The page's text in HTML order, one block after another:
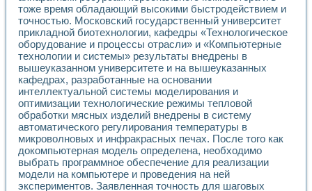
Создание виртуальной работы «Изучение магнитных
Обратный маятник
Устройство для изучения основ интерфейсов обмена по
Лабораторный практикум: изучение адиабатического
Стенд для исследования электрических переходных
Система статистической обработки результатов
Автоматизация лазерно-плазменных измерений с
Модельно-измерительный комплекс. Назначение. Состав.
Использование технологий NATIONAL INSTRUMENTS
Учебный практикум "Спектральный и корреляционный
Учебный стенд для исследования принципа действия
Оборудование и программное обеспечение учебных
Виртуальный лабораторный практикум для изучения
Управление роботом ТУР-10 средствами LabVIEW
тоже время обладающий высокими быстродействием и
точностью. Московский государственный университет
прикладной биотехнологии, кафедры «Технологическое
оборудование и процессы отрасли» и «Компьютерные
технологии и системы» результаты внедрены в
вышеуказанном университете и на вышеуказанных
кафедрах, разработанные на основании
интеллектуальной системы моделирования и
оптимизации технологические режимы тепловой
обработки мясных изделий внедрены в систему
автоматического регулирования температуры в
микроволновых и инфракрасных печах. После того как
докомпьютерная модель определена, необходимо
выбрать программное обеспечение для реализации
модели на компьютере и проведения на ней
экспериментов. Заявленная точность для шаговых